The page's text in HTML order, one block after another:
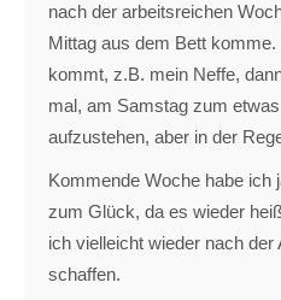
nach der arbeitsreichen
Mittag aus dem Bett
kommt, z.B. mein Neffe,
mal, am Samstag zum
aufzustehen, aber in der
Kommende Woche habe ich
zum Glück, da es wieder
ich vielleicht wieder nach der
schaffen.